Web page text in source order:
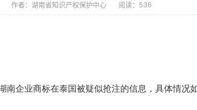
作者：湖南省知识产权保护中心 阅读：536
南企业商标在泰国被疑似抢注的信息，具体情况